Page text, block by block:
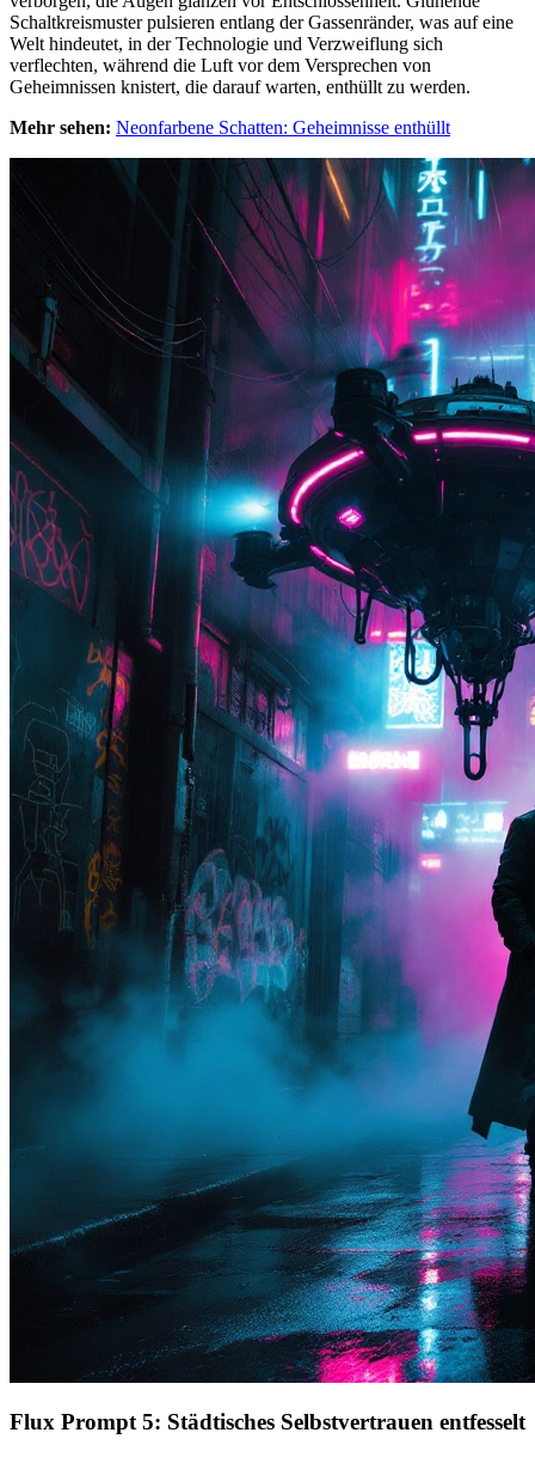
Schaltkreismuster pulsieren entlang der Gassenränder, was auf eine
Welt hindeutet, in der Technologie und Verzweiflung sich
verflechten, während die Luft vor dem Versprechen von
Geheimnissen knistert, die darauf warten, enthüllt zu werden.
Mehr sehen: Neonfarbene Schatten: Geheimnisse enthüllt
Flux Prompt 5: Städtisches Selbstvertrauen entfesselt